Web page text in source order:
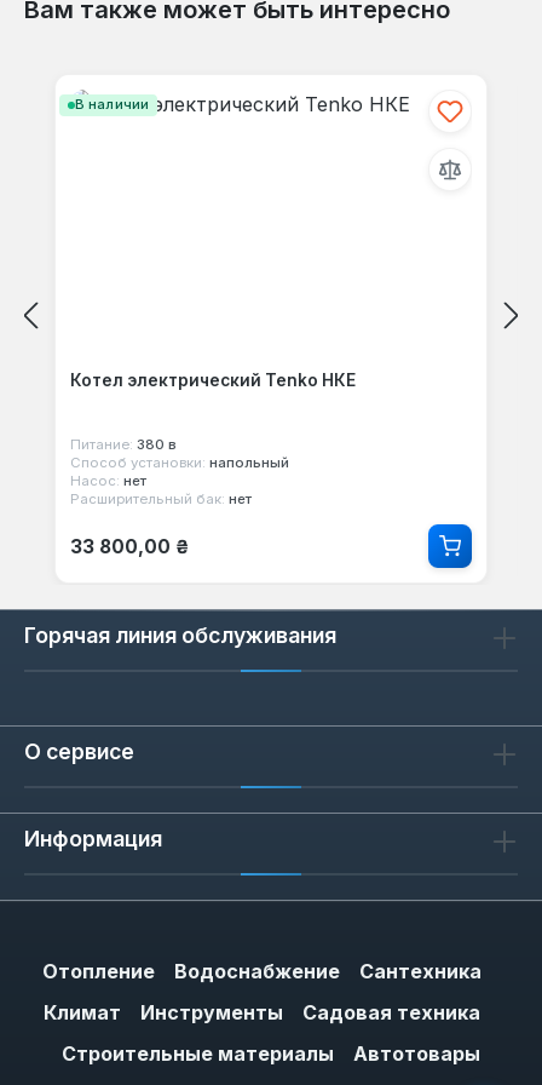
Вам также может быть интересно
В наличии
Котел электрический Tenko НКЕ
Питание: 380 в
Способ установки: напольный
Насос: нет
Расширительный бак: нет
Обычная цена:
33 800,00 ₴
Горячая линия обслуживания
О сервисе
Информация
Отопление Водоснабжение
Сантехника
Климат
Инструменты
Садовая техника
Строительные материалы
Автотовары